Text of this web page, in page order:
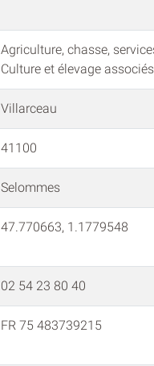
Agriculture, chasse,
Culture et élevage associés
Villarceau
41100
Selommes
47.770663, 1.1779548
02 54 23 80 40
FR 75 483739215